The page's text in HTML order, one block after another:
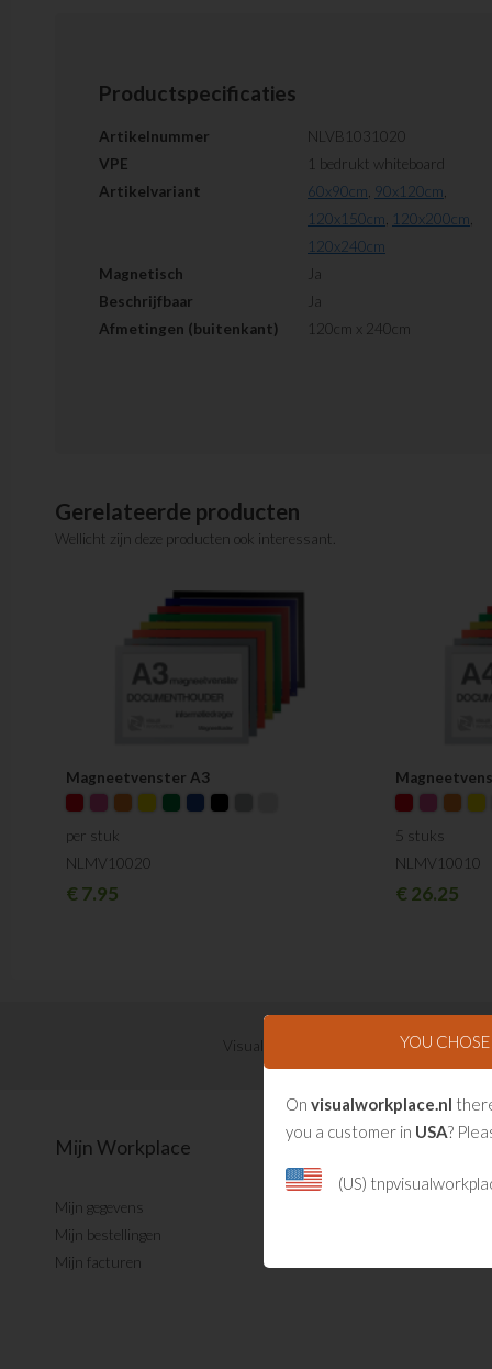
Productspecificaties
Artikelnummer
NLVB1031020
VPE
1 bedrukt whiteboard
Artikelvariant
60x90cm 90x120cm
120x150cm
120x200cm
120x240cm
Magnetisch
Ja
Beschrijfbaar
Ja
Afmetingen (buitenkant)
120cm x 240cm
Gerelateerde producten
Wellicht zijn deze producten ook interessant.
Magneetvenster A3
per stuk
NLMV10020
€7.95
5 stuks
NLMV10010
€26.25
Visual Management updates ontvangen?
Mijn Workplace
Mijn gegevens
Mijn bestellingen
Mijn facturen
YOU CHOSE
On visualworkplace.nl
you a customer in USA?
(US)